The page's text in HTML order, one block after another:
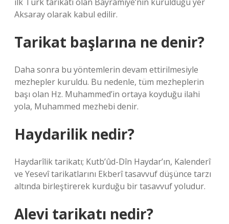
Aksaray olarak kabul edilir.
Tarikat başlarına ne denir?
Daha sonra bu yöntemlerin devam ettirilmesiyle
mezhepler kuruldu. Bu nedenle, tüm mezheplerin
başı olan Hz. Muhammed’in ortaya koyduğu ilahi
yola, Muhammed mezhebi denir.
Haydarilik nedir?
Haydarîlik tarikatı; Kutb’ûd-Dîn Haydar’ın, Kalenderî
ve Yesevî tarikatlarını Ekberî tasavvuf düşünce tarzı
altında birleştirerek kurduğu bir tasavvuf yoludur.
Alevi tarikatı nedir?